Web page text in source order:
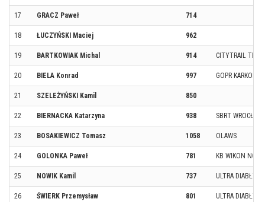
17 GRACZ Paweł 714
18 ŁUCZYŃSKI Maciej 962
19 BARTKOWIAK Michal 914 CITYTRAIL TEAM
20 BIELA Konrad 997 GOPR
21 SZELEŻYŃSKI Kamil 850
22 BIERNACKA Katarzyna 938 SBRT WROCŁAW
23 BOSAKIEWICZ Tomasz 1058 OLAWS
24 GOLONKA Paweł 781 KB WIKON
25 NOWIK Kamil 737 ULTRA DIABŁY
26 ŚWIERK Przemysław 801 ULTRA DIABŁY